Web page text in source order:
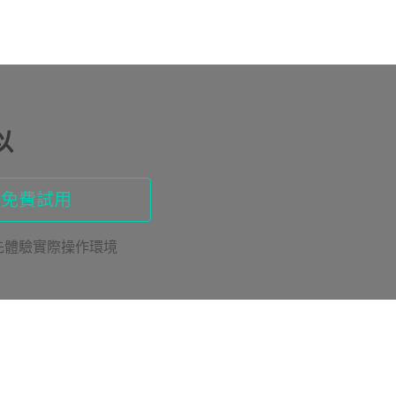
費試用
驗實際操作環境